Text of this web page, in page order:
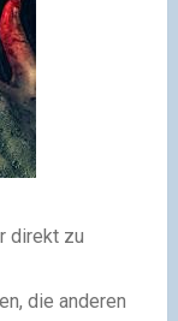
direkt zu
die anderen